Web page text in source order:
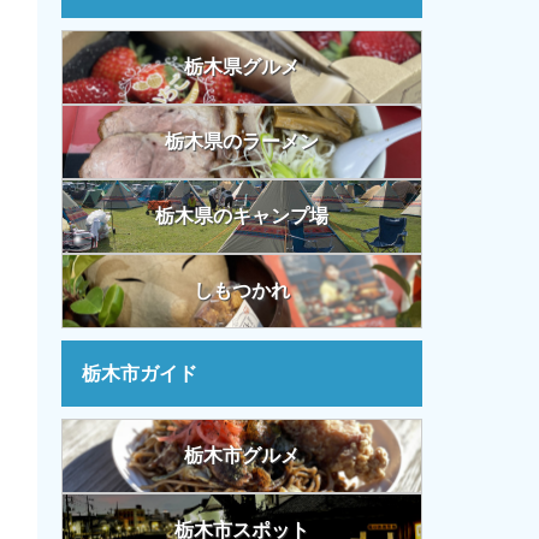
栃木県グルメ
栃木県のラーメン
栃木県のキャンプ場
しもつかれ
栃木市ガイド
栃木市グルメ
栃木市スポット